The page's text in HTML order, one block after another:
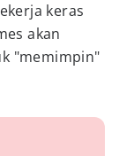
keras
akan
"memimpin"